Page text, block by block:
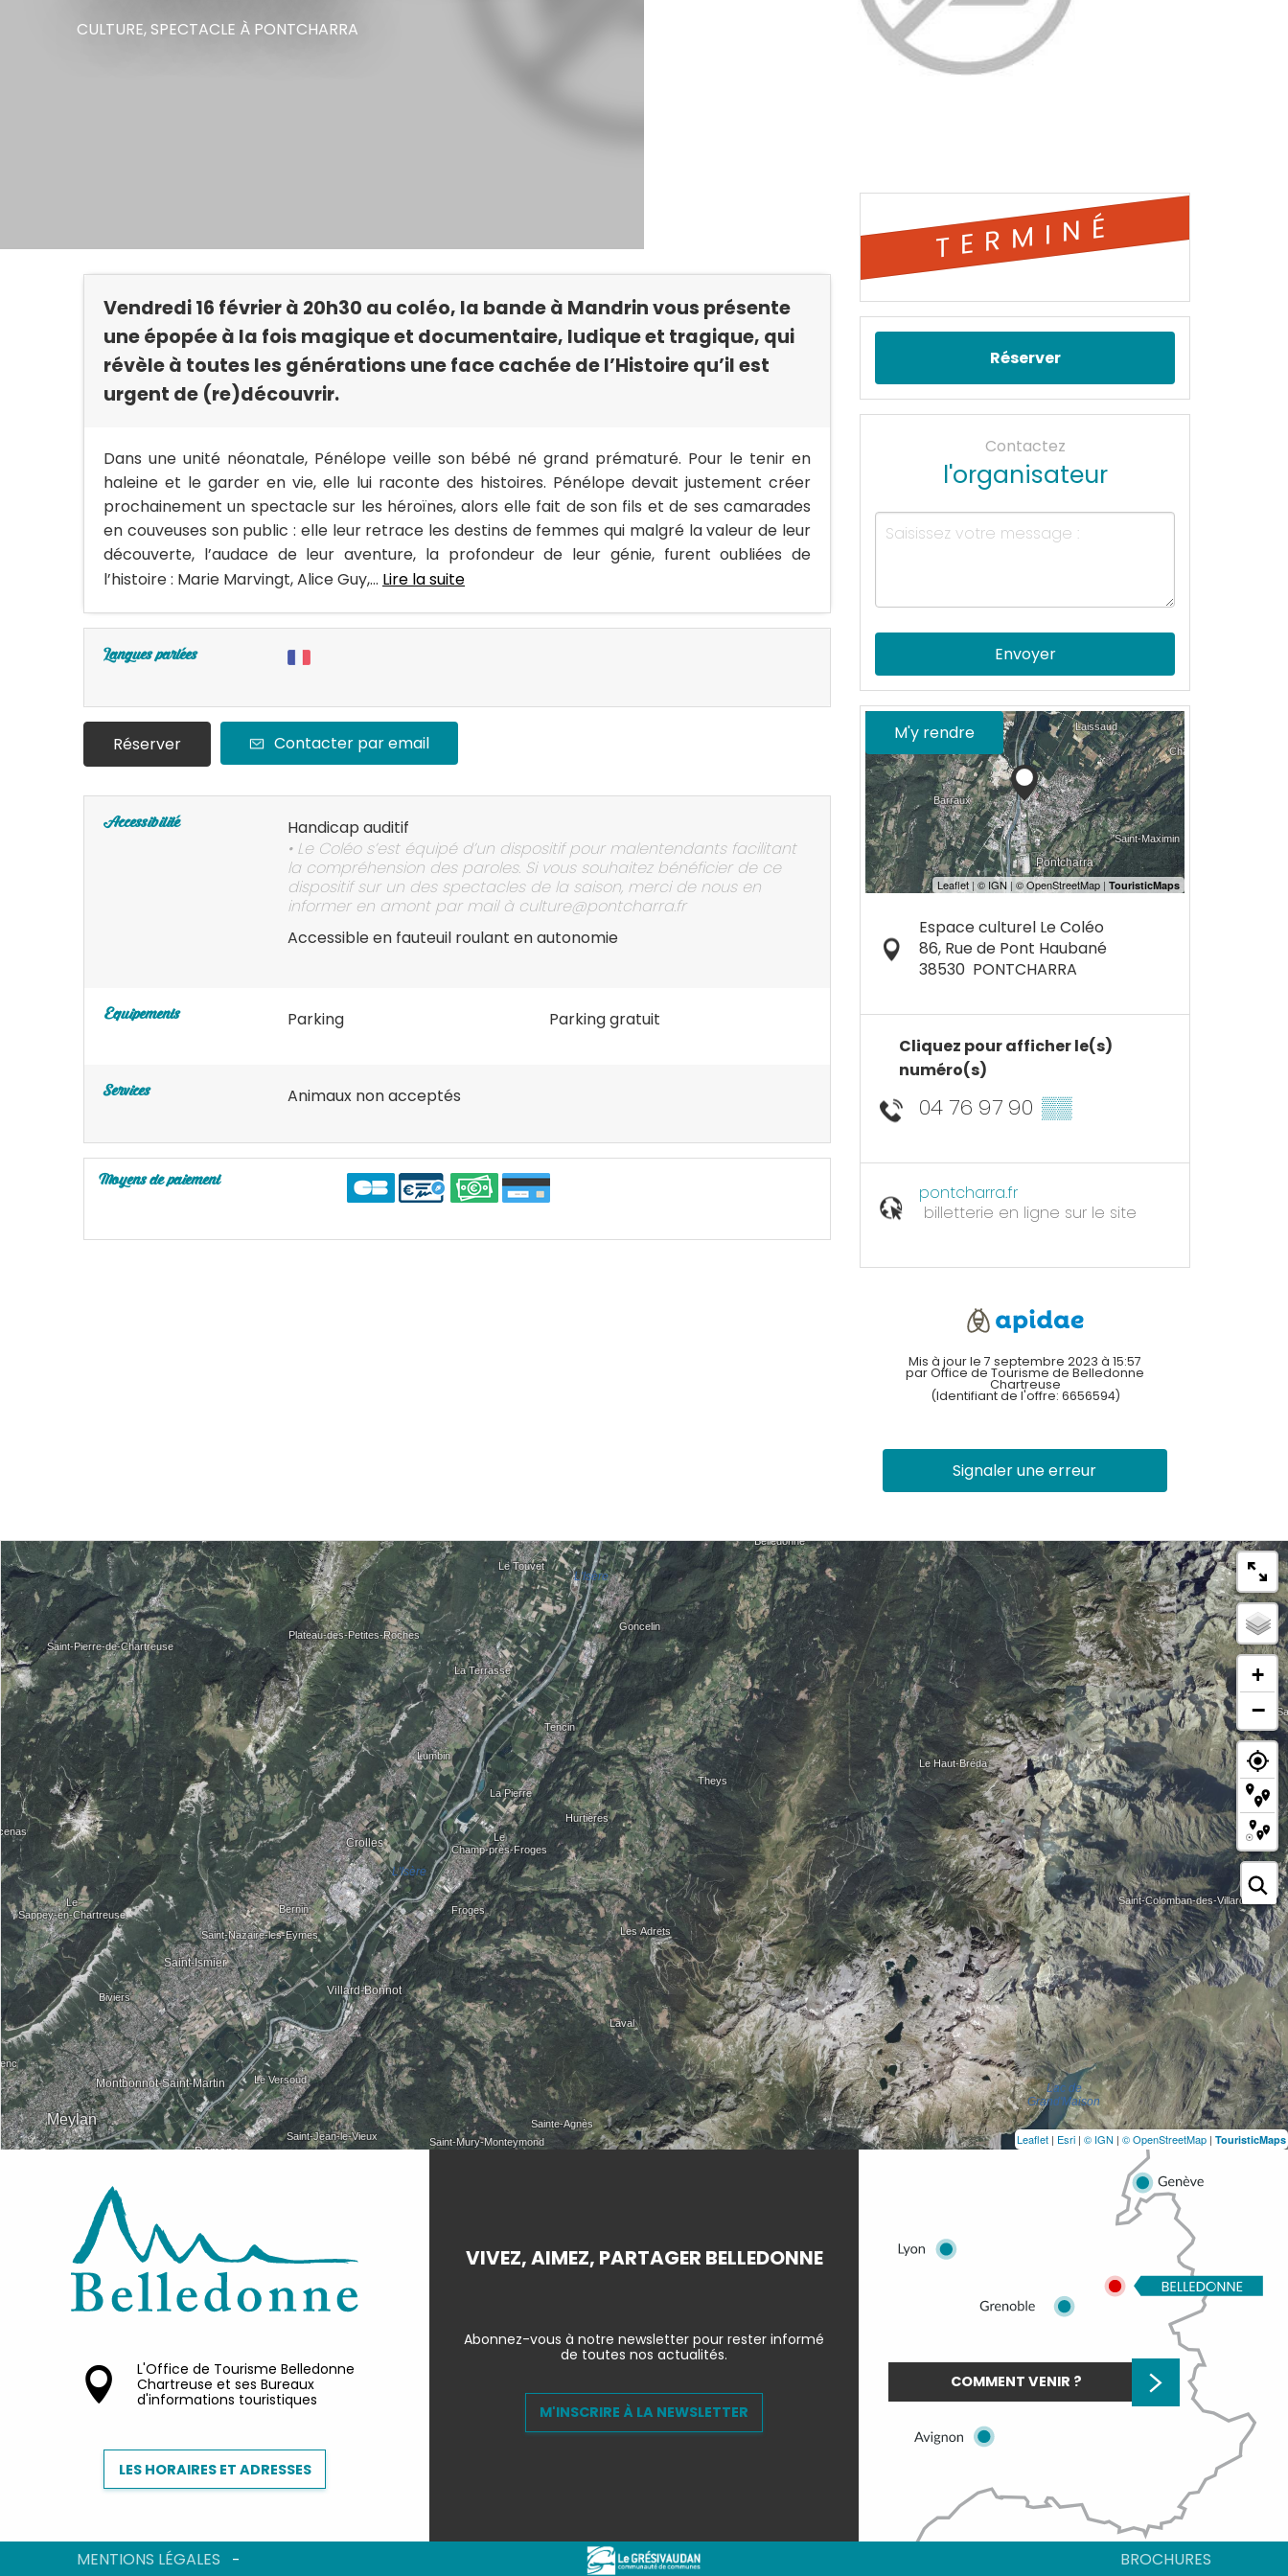
CULTURE,SPECTACLE À PONTCHARRA
Vendredi 16 février à 20h30 au coléo, la bande à Mandrin vous présente
une épopée à la fois magique et documentaire, ludique et tragique, qui
révèle à toutes les générations une face cachée de l’Histoire qu’il est
urgent de (re)découvrir.
Dans une unité néonatale, Pénélope veille son bébé né grand prématuré. Pour le tenir en
haleine et le garder en vie, elle lui raconte des histoires. Pénélope devait justement créer
prochainement un spectacle sur les héroïnes, alors elle fait de son fils et de ses camarades
en couveuses son public : elle leur retrace les destins de femmes qui malgré la valeur de leur
découverte, l’audace de leur aventure, la profondeur de leur génie, furent oubliées de
l’histoire : Marie Marvingt, Alice Guy,... Lire la suite
Langues parlées
Réserver Contacter par email
Accessibilité
Handicap auditif
• Le Coléo s’est équipé d’un dispositif pour malentendants facilitant
la compréhension des paroles. Si vous souhaitez bénéficier de ce
dispositif sur un des spectacles de la saison, merci de nous en
informer en amont par mail à culture@pontcharra.fr
Accessible en fauteuil roulant en autonomie
Equipements Parking Parking gratuit
Services Animaux non acceptés
Moyens de paiement
TERMINÉ
Réserver
Contactez
l'organisateur
Envoyer
M'y rendre
Espace culturel Le Coléo
86, Rue de Pont Haubané
38530 PONTCHARRA
Cliquez pour afficher le(s)
numéro(s)
04 76 97 90 ▒▒
pontcharra.fr
billetterie en ligne sur le site
Mis à jour le 7 septembre 2023 à 15:57
par Office de Tourisme de Belledonne
Chartreuse
(Identifiant de l'offre: 6656594)
Signaler une erreur
+
−
Leaflet | Esri | © IGN | © OpenStreetMap | TouristicMaps
L'Office de Tourisme Belledonne
Chartreuse et ses Bureaux
d'informations touristiques
LES HORAIRES ET ADRESSES
VIVEZ, AIMEZ, PARTAGER BELLEDONNE
Abonnez-vous à notre newsletter pour rester informé
de toutes nos actualités.
M'INSCRIRE À LA NEWSLETTER
COMMENT VENIR ?
MENTIONS LÉGALES BROCHURES